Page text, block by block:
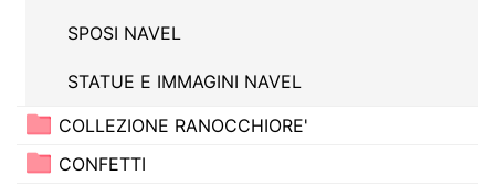
SPOSI NAVEL
STATUE E IMMAGINI NAVEL
COLLEZIONE RANOCCHIORE'
CONFETTI